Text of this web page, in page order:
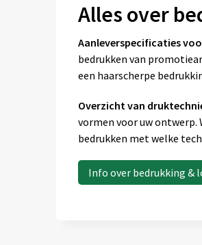
Alles over
Aanleverspecificaties
bedrukken van
een haarscherpe
Overzicht van
vormen voor uw ontwerp.
bedrukken met welke
Info over bedrukking &